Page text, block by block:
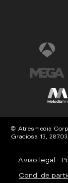
© Atresmedia
Graciosa 13,
Aviso legal
Cond. de